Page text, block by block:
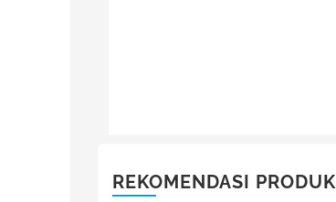
REKOMENDASI PRODUK